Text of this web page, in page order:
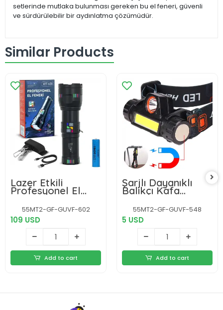
setlerinde mutlaka bulunması gereken bu el feneri, güvenli
ve sürdürülebilir bir aydınlatma çözümüdür.
Similar Products
Lazer Etkili
Profesyonel El
Feneri Wt-631-
30,000 Lümen
55MT2-GF-GUVF-602
109 USD
Add to cart
Şarjlı Dayanıklı
Balıkçı Kafa
Lambası Wt-056
55MT2-GF-GUVF-548
5 USD
Add to cart